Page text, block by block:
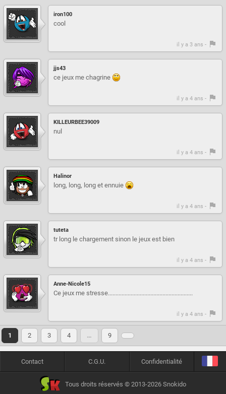
iron100
cool
il y a 3 ans -
jjs43
ce jeux me chagrine
il y a 4 ans -
KILLEURBEE39009
nul
il y a 4 ans -
Halinor
long, long, long et ennuie
il y a 4 ans -
tuteta
tr long le chargement sinon le jeux est bien
il y a 4 ans -
Anne-Nicole15
Ce jeux me stresse........................................................
il y a 4 ans -
1 2 3 4 … 9
Contact C.G.U. Confidentialité
Tous droits réservés © 2013-2026 Snokido